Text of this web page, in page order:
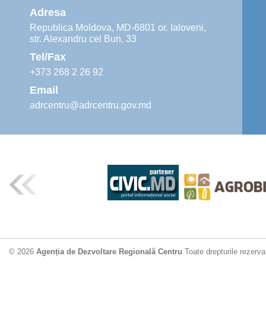
Adresa
Republica Moldova, MD-6801 or. Ialoveni,
str. Alexandru cel Bun, 33
Tel/Fax
+373 268 2 26 92
Email
adrcentru@adrcentru.gov.md
© 2026 Agenția de Dezvoltare Regională Centru Toate drepturile